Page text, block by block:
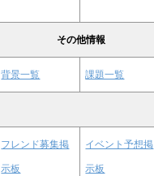
その他情報
背景一覧 課題一覧
フレンド募集掲
示板
イベント予想掲
示板